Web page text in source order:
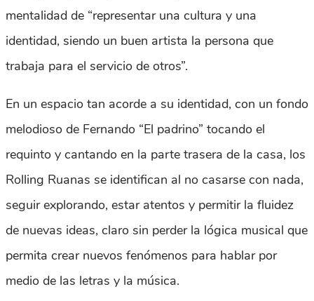
mentalidad de “representar una cultura y una
identidad, siendo un buen artista la persona que
trabaja para el servicio de otros”.
En un espacio tan acorde a su identidad, con un fondo
melodioso de Fernando “El padrino” tocando el
requinto y cantando en la parte trasera de la casa, los
Rolling Ruanas se identifican al no casarse con nada,
seguir explorando, estar atentos y permitir la fluidez
de nuevas ideas, claro sin perder la lógica musical que
permita crear nuevos fenómenos para hablar por
medio de las letras y la música.